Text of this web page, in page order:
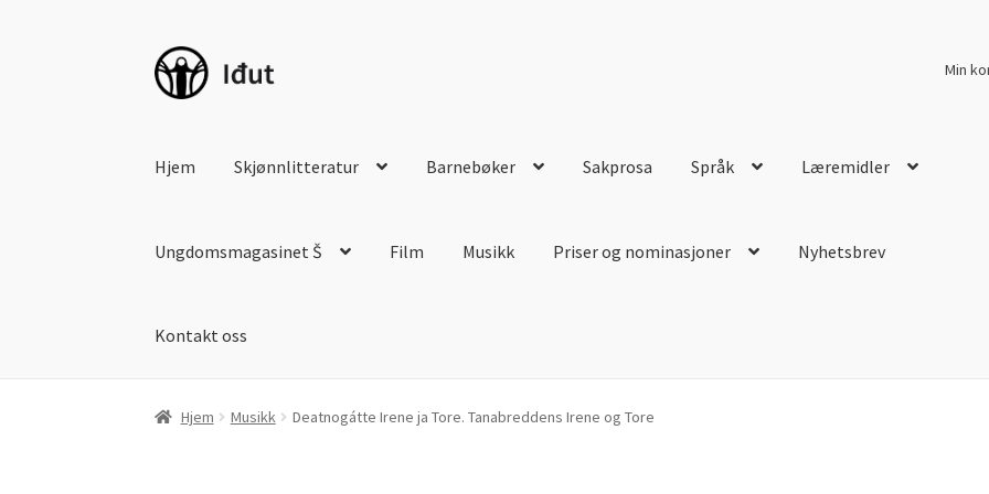
Hopp
til
Hopp
til
Min
Hjem Skjønnlitteratur Barnebøker Sakprosa Språk Læremidler
Ungdomsmagasinet Š Film Musikk Priser og nominasjoner Nyhetsbrev
Kontakt oss
Hjem Musikk Deatnogátte Irene ja Tore. Tanabreddens Irene og Tore